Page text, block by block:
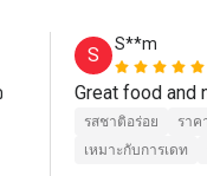
S
S**m
Great food and
รสชาติอร่อย ราค
เหมาะกับการเดท